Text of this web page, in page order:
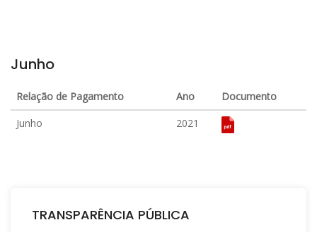
Junho
Relação de Pagamento Ano
Documento
Junho
2021
TRANSPARÊNCIA PÚBLICA